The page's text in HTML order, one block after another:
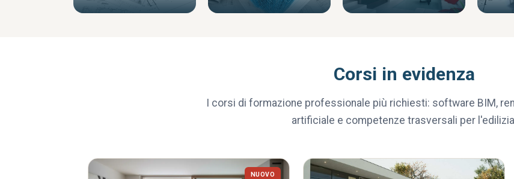
Corsi in evidenza
I corsi di formazione professionale più richiesti: software BIM,
artificiale e competenze trasversali per
NUOVO